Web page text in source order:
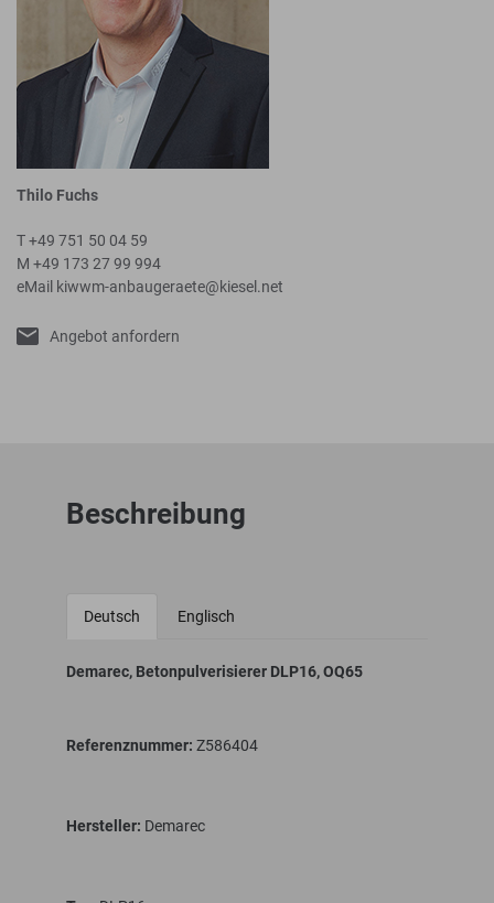
Thilo Fuchs
T +49 751 50 04 59
M +49 173 27 99 994
eMail kiwwm-anbaugeraete@kiesel.net
Angebot anfordern
Beschreibung
Deutsch Englisch
Demarec, Betonpulverisierer DLP16, OQ65
Referenznummer: Z586404
Hersteller: Demarec